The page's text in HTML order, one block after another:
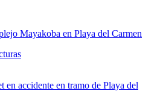
Mayakoba en Playa del Carmen
en accidente en tramo de Playa del